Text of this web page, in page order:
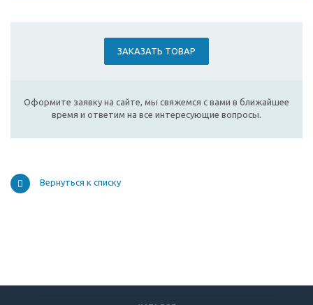
ЗАКАЗАТЬ ТОВАР
Оформите заявку на сайте, мы свяжемся с вами в ближайшее
время и ответим на все интересующие вопросы.
Вернуться к списку